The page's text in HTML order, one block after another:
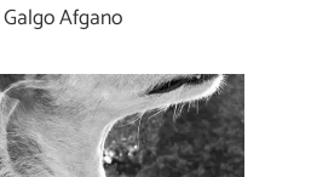
Galgo Afgano